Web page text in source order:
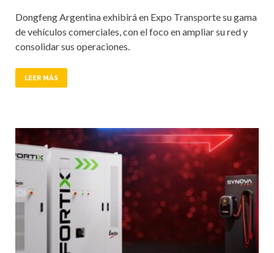
Dongfeng Argentina exhibirá en Expo Transporte su gama
de vehículos comerciales, con el foco en ampliar su red y
consolidar sus operaciones.
LEER MÁS